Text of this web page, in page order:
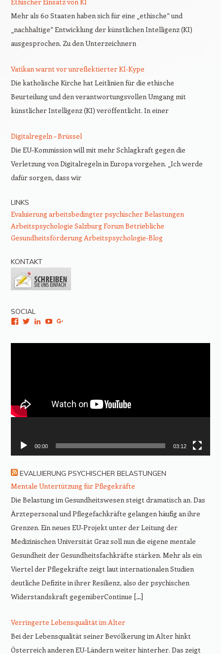
Mehr als 60 Staaten haben sich für eine „ethische“ und
„nachhaltige“ Entwicklung der künstlichen Intelligenz (KI)
ausgesprochen. Zu den Unterzeichnern
Vatikan warnt vor unreflektierter KI-Kype
Die katholische Kirche hat Leitlinien für die ethische
Beurteilung und den verantwortungsvollen Umgang mit
künstlicher Intelligenz (KI) veröffentlicht. In einer
Digitalregeln – Brüssel
Die EU-Kommission will mit mehr Schlagkraft gegen die
Verletzung von Digitalregeln in Europa vorgehen. „Ich werde
dafür sorgen, dass wir
LINKS
Evaluierung arbeitsbedingter psychischer Belastungen
Arbeitspsychologie Salzburg Forum Betriebliche
Gesundheitsförderung Arbeitspsychologie-Blog
KONTAKT
SOCIAL
Facebook
TwitterLinkedIn
YouTube
00:00 03:12
EVALUIERUNG PSYCHISCHER BELASTUNGEN
Mentale Untertützung für Pflegekräfte
Die Belastung im Gesundheitswesen steigt dramatisch an. Das
Ärztepersonal und Pflegefachkräfte gelangen häufig an ihre
Grenzen. Ein neues EU-Projekt unter der Leitung der
Medizinischen Universität Graz soll nun die eigene mentale
Gesundheit der Gesundheitsfachkräfte stärken. Mehr als ein
Viertel der Pflegekräfte zeigt laut internationalen Studien
deutliche Defizite in ihrer Resilienz, also der psychischen
Widerstandskraft gegenüberContinue […]
Verringerte Lebensqualität im Alter
Bei der Lebensqualität seiner Bevölkerung im Alter hinkt
Österreich anderen EU-Ländern weiter hinterher. Das zeigt